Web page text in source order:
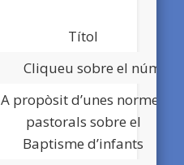
Títol
Cliqueu sobre el
A propòsit d’unes normes
pastorals sobre el
Baptisme d’infants